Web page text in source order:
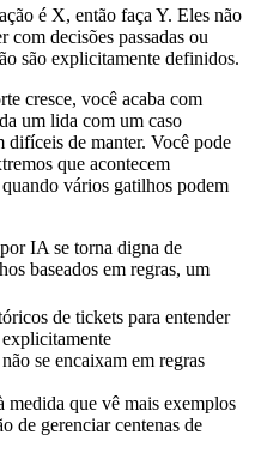
é X, então faça Y. Eles não
com decisões passadas ou
são explicitamente definidos.
cresce, você acaba com
um lida com um caso
difíceis de manter. Você pode
que acontecem
vários gatilhos podem
IA se torna digna de
baseados em regras, um
de tickets para entender
se encaixam em regras
que vê mais exemplos
de gerenciar centenas de